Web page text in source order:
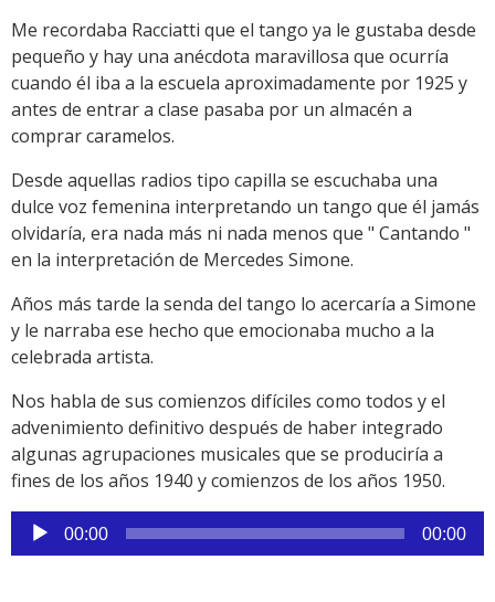
Me recordaba Racciatti que el tango ya le gustaba desde
pequeño y hay una anécdota maravillosa que ocurría
cuando él iba a la escuela aproximadamente por 1925 y
antes de entrar a clase pasaba por un almacén a
comprar caramelos.
Desde aquellas radios tipo capilla se escuchaba una
dulce voz femenina interpretando un tango que él jamás
olvidaría, era nada más ni nada menos que " Cantando "
en la interpretación de Mercedes Simone.
Años más tarde la senda del tango lo acercaría a Simone
y le narraba ese hecho que emocionaba mucho a la
celebrada artista.
Nos habla de sus comienzos difíciles como todos y el
advenimiento definitivo después de haber integrado
algunas agrupaciones musicales que se produciría a
fines de los años 1940 y comienzos de los años 1950.
Reproductor
de
00:00 00:00